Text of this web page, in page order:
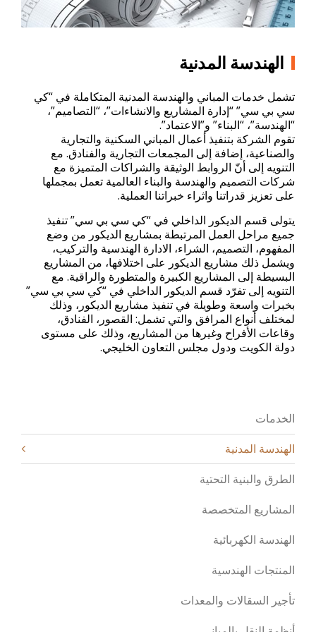
الهندسة المدنية
تشمل خدمات المباني والهندسة المدنية المتكاملة في “كي
سي بي سي” “إدارة المشاريع والانشاءات”، “التصاميم”،
“الهندسة”، “البناء” و”الاعتماد”.
تقوم الشركة بتنفيذ أعمال المباني السكنية والتجارية
والصناعية، إضافة إلى المجمعات التجارية والفنادق. مع
التنويه إلى أنّ الروابط الوثيقة والشراكات المتميزة مع
شركات التصميم والهندسة والبناء العالمية تعمل بمجملها
على تعزيز قدراتنا واثراء خبراتنا العملية.
يتولى قسم الديكور الداخلي في “كي سي بي سي” تنفيذ
جميع مراحل العمل المرتبطة بمشاريع الديكور من وضع
المفهوم، التصميم، الشراء، الادارة الهندسية والتركيب،
ويشمل ذلك مشاريع الديكور على اختلافها، من المشاريع
البسيطة إلى المشاريع الكبيرة والمتطورة والراقية. مع
التنويه إلى تفرّد قسم الديكور الداخلي في “كي سي بي سي”
بخبرات واسعة وطويلة في تنفيذ مشاريع الديكور، وذلك
لمختلف أنواع المرافق والتي تشمل: القصور، الفنادق،
وقاعات الأفراح وغيرها من المشاريع، وذلك على مستوى
دولة الكويت ودول مجلس التعاون الخليجي.
الخدمات
الهندسة المدنية
الطرق والبنية التحتية
المشاريع المتخصصة
الهندسة الكهربائية
المنتجات الهندسية
تأجير السقالات والمعدات